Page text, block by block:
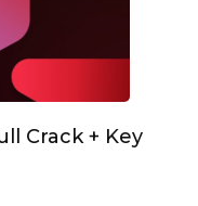
Crack + Key